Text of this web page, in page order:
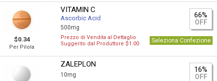
$0.34
Per Pilola
VITAMIN C
Ascorbic Acid
500mg
66%
OFF
Prezzo di Vendita al Dettaglio
Suggerito dal Produttore $1.00
Seleziona Confezione
ZALEPLON
10mg
16%
OFF